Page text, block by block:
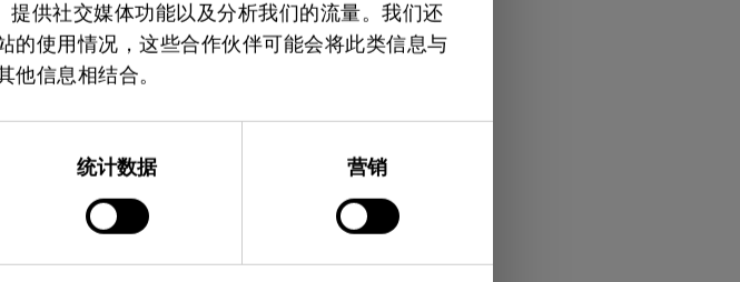
供社交媒体功能以及分析我们的流量。我们还
的使用情况，这些合作伙伴可能会将此类信息与
他信息相结合。
统计数据 营销
有者。保留所有权利。